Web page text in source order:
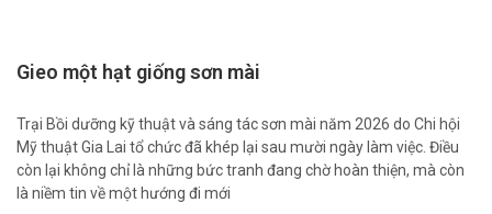
Gieo một hạt giống sơn mài
Trại Bồi dưỡng kỹ thuật và sáng tác sơn mài năm 2026 do Chi hội
Mỹ thuật Gia Lai tổ chức đã khép lại sau mười ngày làm việc. Điều
còn lại không chỉ là những bức tranh đang chờ hoàn thiện, mà còn
là niềm tin về một hướng đi mới